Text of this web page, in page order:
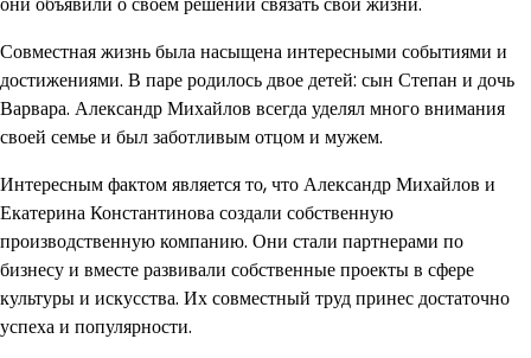
Совместная жизнь была насыщена интересными событиями и
достижениями. В паре родилось двое детей: сын Степан и дочь
Варвара. Александр Михайлов всегда уделял много внимания
своей семье и был заботливым отцом и мужем.
Интересным фактом является то, что Александр Михайлов и
Екатерина Константинова создали собственную
производственную компанию. Они стали партнерами по
бизнесу и вместе развивали собственные проекты в сфере
культуры и искусства. Их совместный труд принес достаточно
успеха и популярности.